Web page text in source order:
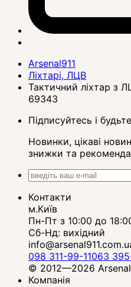
Arsenal911
Ліхтарі, ЛЦВ
Тактичний ліхтар з
69343
Підписуйтесь і
Новинки, цікаві
знижки та
Контакти
м.Київ
Пн-Пт з 10:00 до
Сб-Нд: вихідний
098 311-99-11063
© 2012—2026 Arsenal
Компанія